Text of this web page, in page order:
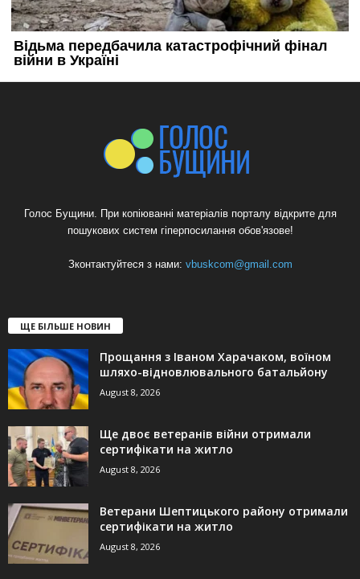
Голос Бущини. При копіюванні матеріалів порталу відкрите для
пошукових систем гіперпосилання обов'язове!
Зконтактуйтеся з нами: vbuskcom@gmail.com
ЩЕ БІЛЬШЕ НОВИН
Прощання з Іваном Харачаком, воїном
шляхо-відновлювального батальйону
August 8, 2026
Ще двоє ветеранів війни отримали
сертифікати на житло
August 8, 2026
Ветерани Шептицького району отримали
сертифікати на житло
August 8, 2026